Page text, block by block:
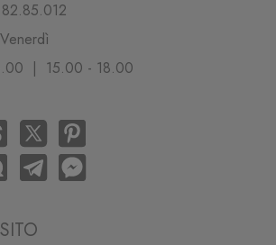
| 15.00 - 18.00